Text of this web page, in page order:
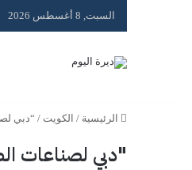
السبت, 8 أغسطس 2026
الرئيسية / الكويت / “دبي لصناعات
"دبي لصناعات الطيران" تحصل على